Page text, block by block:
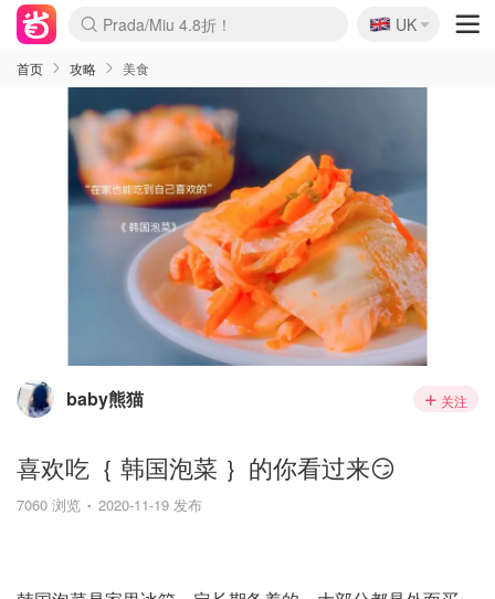
麦卢卡蜂蜜夏促！个位数！
Prada/Miu 4.8折！
啥？必胜客披萨5折！
🇬🇧
UK
首页 攻略 美食
baby熊猫 关注
喜欢吃｛ 韩国泡菜 ｝的你看过来😏
7060 浏览 2020-11-19 发布